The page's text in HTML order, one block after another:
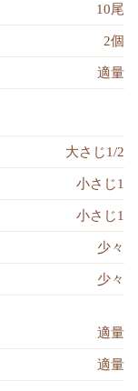
10尾
2個
適量
大さじ1/2
小さじ1
小さじ1
少々
少々
適量
適量